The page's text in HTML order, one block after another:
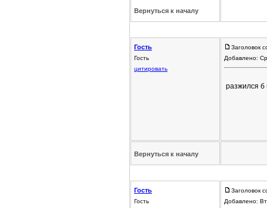
Вернуться к началу
Гость
Гость
цитировать
Заголовок
Добавлено:
разжился б
Вернуться к началу
Гость
Гость
Заголовок
Добавлено: